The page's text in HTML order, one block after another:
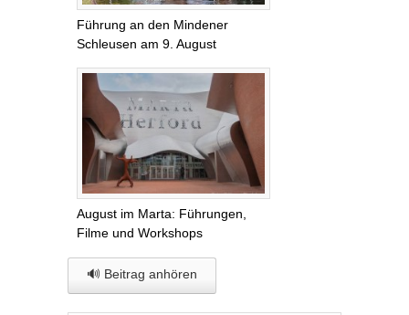
Führung an den Mindener
Schleusen am 9. August
August im Marta: Führungen,
Filme und Workshops
🔊 Beitrag anhören